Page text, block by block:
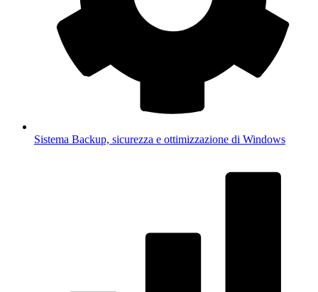
Sistema Backup, sicurezza e ottimizzazione di Windows